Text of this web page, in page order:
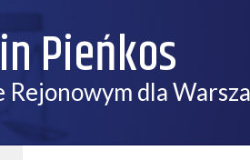
Pieńkos
Rejonowym dla